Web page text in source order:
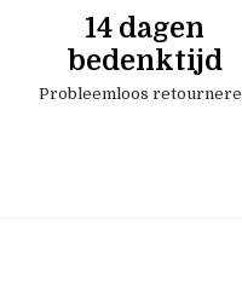
14 dagen
bedenktijd
Probleemloos